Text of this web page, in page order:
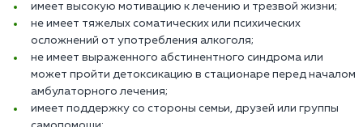
имеет высокую мотивацию к лечению и трезвой жизни;
не имеет тяжелых соматических или психических
осложнений от употребления алкоголя;
не имеет выраженного абстинентного синдрома или
может пройти детоксикацию в стационаре перед началом
амбулаторного лечения;
имеет поддержку со стороны семьи, друзей или группы